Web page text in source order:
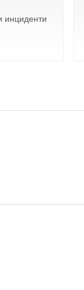
инциденти